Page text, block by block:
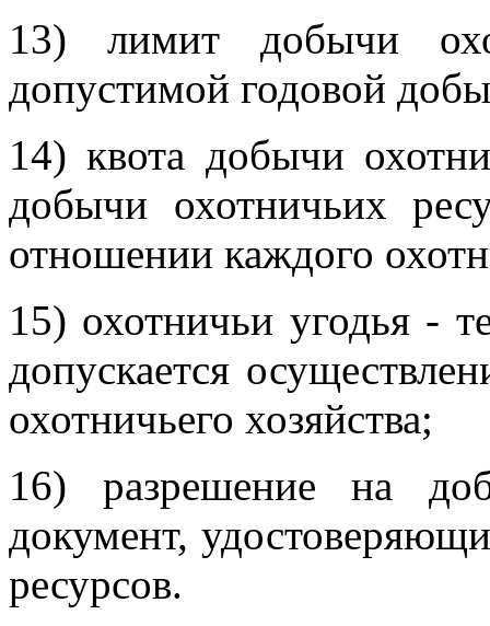
13) лимит добычи
допустимой годовой
14) квота добычи
добычи охотничьих
отношении каждого
15) охотничьи угодья -
допускается
охотничьего хозяйства;
16) разрешение на
документ,
ресурсов.